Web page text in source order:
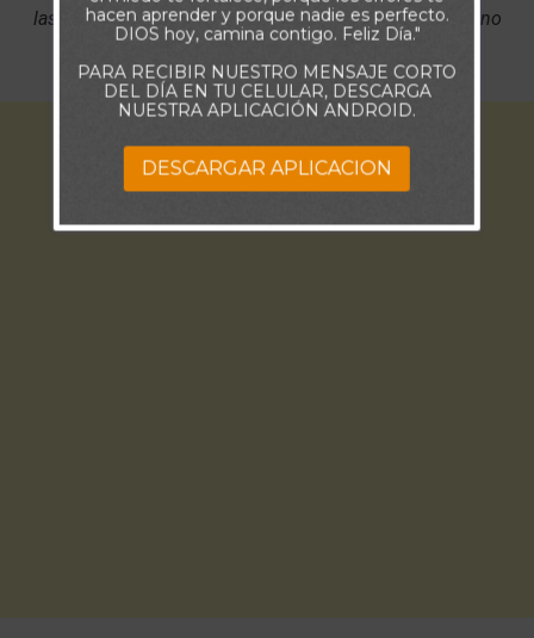
las situaciones para que pueda reflejar tu naturaleza y no
hacen aprender y porque nadie es perfecto.
DIOS hoy, camina contigo. Feliz Día."
PARA RECIBIR NUESTRO MENSAJE CORTO
DEL DÍA EN TU CELULAR, DESCARGA
NUESTRA APLICACIÓN ANDROID.
DESCARGAR APLICACION